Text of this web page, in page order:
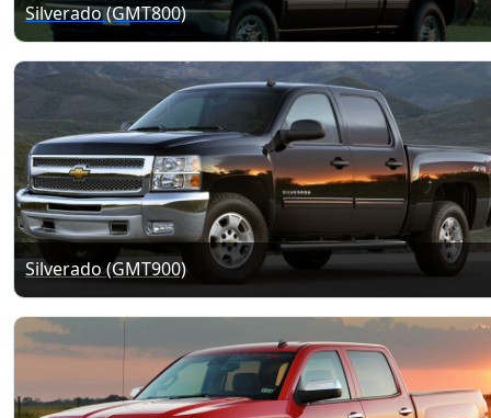
Silverado (GMT800)
Silverado (GMT900)